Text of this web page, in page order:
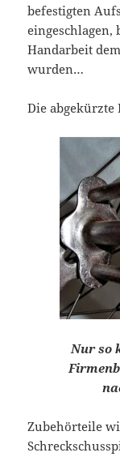
befestigten
eingeschlagen,
Handarbeit
wurden…
Die abgekürzte
Nur so
Zubehörteile